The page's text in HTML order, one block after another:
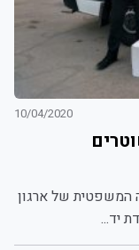
10/04/2020
המשפטית של ארגון
יד...